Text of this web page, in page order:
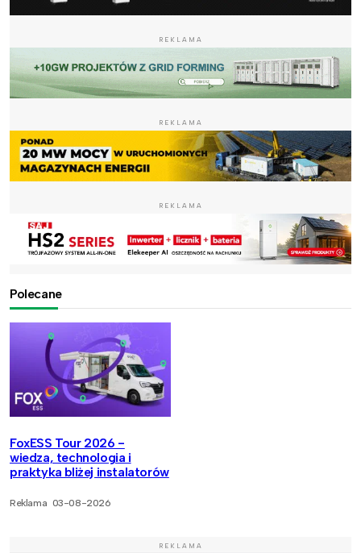
REKLAMA
REKLAMA
REKLAMA
Polecane
FoxESS Tour 2026 -
wiedza, technologia i
praktyka bliżej instalatorów
Reklama 03-08-2026
REKLAMA